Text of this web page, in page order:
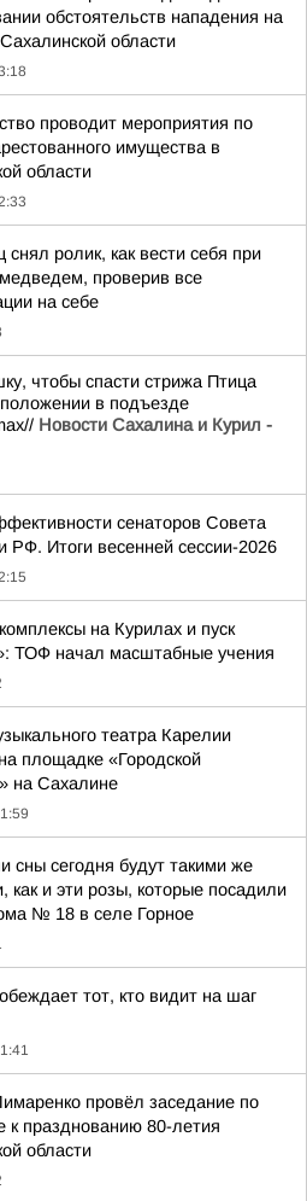
обстоятельств нападения на
области
проводит мероприятия по
имущества в
области
снял ролик, как вести себя при
проверив все
на себе
чтобы спасти стрижа Птица
в подъезде
Новости Сахалина и Курил -
сенаторов Совета
РФ. Итоги весенней сессии-2026
на Курилах и пуск
ТОФ начал масштабные учения
театра Карелии
площадке «Городской
на Сахалине
сны сегодня будут такими же
как и эти розы, которые посадили
№ 18 в селе Горное
тот, кто видит на шаг
провёл заседание по
к празднованию 80-летия
области